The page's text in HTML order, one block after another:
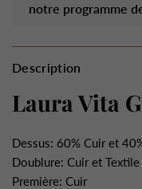
notre programme
Description
Laura Vita
Dessus: 60% Cuir et
Doublure: Cuir et Textile
Première: Cuir